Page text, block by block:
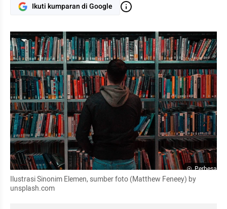
Ikuti kumparan di Google
Perbesar
Ilustrasi Sinonim Elemen, sumber foto (Matthew Feneey) by
unsplash.com